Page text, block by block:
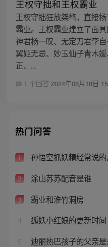
王权守拙和王权霸业
王权守拙狂放桀骜，直接
霸业。王权霸业建立了面
神君杨一叹、无定刀君李
翼姬无忌、妙玉仙子青木
正、...
1 个回答 2024年08月18日
热门问答
1 孙悟空抓妖精经常说
2 涂山苏苏配音是谁
3 霸业和淮竹洞房
4 狐妖小红娘的更新时间
5 迪丽热巴孩子的父亲